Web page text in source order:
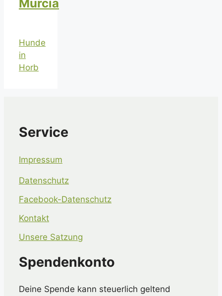
Murcia
Hunde
in
Horb
Service
Impressum
Datenschutz
Facebook-Datenschutz
Kontakt
Unsere Satzung
Spendenkonto
Deine Spende kann steuerlich geltend